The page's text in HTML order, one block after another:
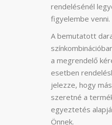
rendelésénél
figyelembe venni.
A bemutatott
a megrendelő
esetben
jelezze, hogy
szeretné a
egyeztetés
Önnek.